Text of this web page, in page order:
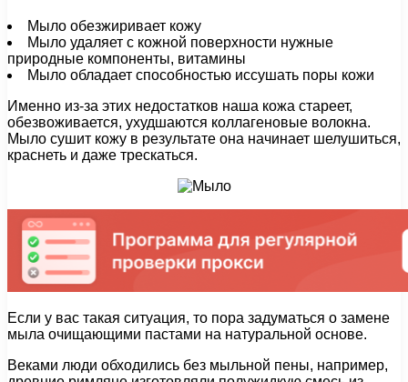
Мыло обезжиривает кожу
Мыло удаляет с кожной поверхности нужные
природные компоненты, витамины
Мыло обладает способностью иссушать поры кожи
Именно из-за этих недостатков наша кожа стареет,
обезвоживается, ухудшаются коллагеновые волокна.
Мыло сушит кожу в результате она начинает шелушиться,
краснеть и даже трескаться.
Если у вас такая ситуация, то пора задуматься о замене
мыла очищающими пастами на натуральной основе.
Веками люди обходились без мыльной пены, например,